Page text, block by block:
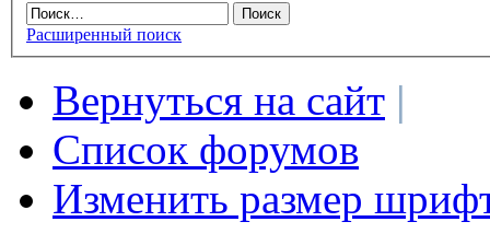
Расширенный поиск
Вернуться на сайт |
Список форумов
Изменить размер